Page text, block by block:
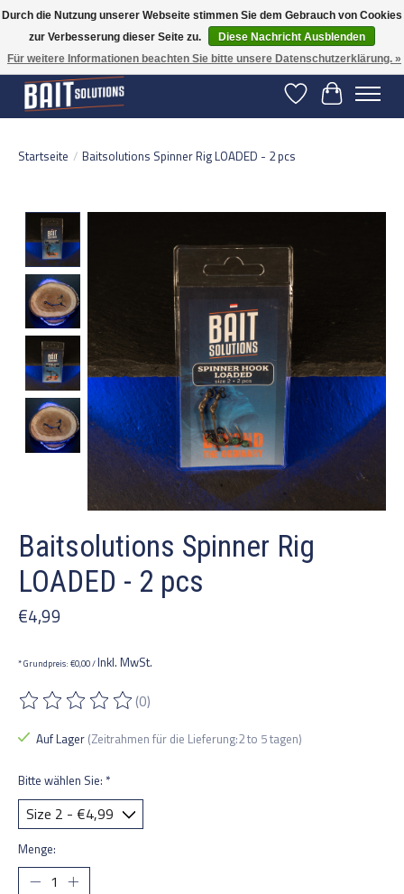
Gratis verzending vanaf 50 euro binnen NL | Op voorraad binnen 2-5 werkdagen
verzonden | België vanaf 70 euro gratis verzonden
Wunschzettel
Ihr
Startseite / Baitsolutions Spinner Rig LOADED - 2 pcs
Baitsolutions Spinner Rig
LOADED - 2 pcs
€4,99
* Grundpreis: €0,00 /Inkl. MwSt.
Die Bewertung dieses Produkts ist
(0)
Auf Lager (Zeitrahmen für die Lieferung:2 to 5 tagen)
Bitte wählen Sie: *
Menge:
Durch die Nutzung unserer Webseite stimmen Sie dem Gebrauch von Cookies
zur Verbesserung dieser Seite zu.
Diese Nachricht Ausblenden
Für weitere Informationen beachten Sie bitte unsere Datenschutzerklärung. »